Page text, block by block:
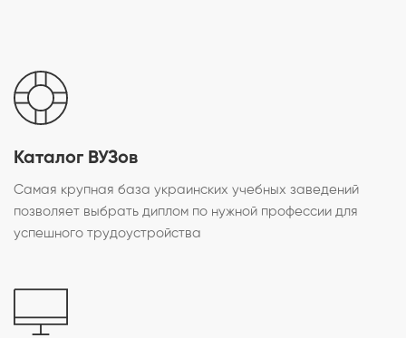
Каталог ВУЗов
Самая крупная база украинских учебных заведений
позволяет выбрать диплом по нужной профессии для
успешного трудоустройства